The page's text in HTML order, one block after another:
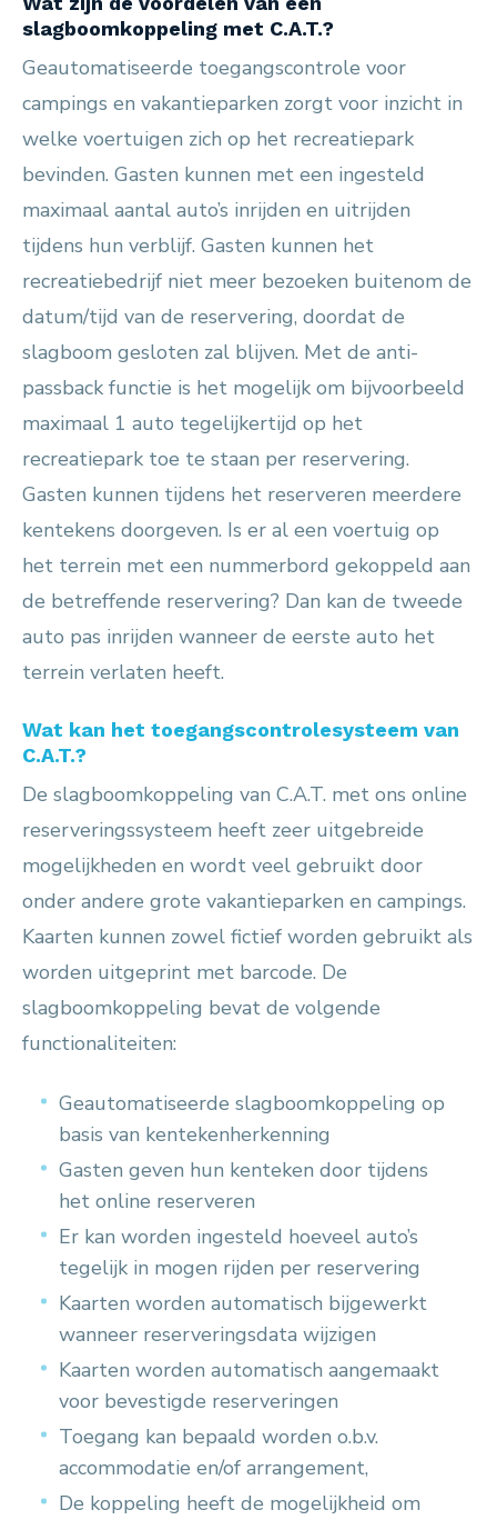
slagboomkoppeling met C.A.T.?
Geautomatiseerde toegangscontrole voor
campings en vakantieparken zorgt voor inzicht in
welke voertuigen zich op het recreatiepark
bevinden. Gasten kunnen met een ingesteld
maximaal aantal auto’s inrijden en uitrijden
tijdens hun verblijf. Gasten kunnen het
recreatiebedrijf niet meer bezoeken buitenom de
datum/tijd van de reservering, doordat de
slagboom gesloten zal blijven. Met de anti-
passback functie is het mogelijk om bijvoorbeeld
maximaal 1 auto tegelijkertijd op het
recreatiepark toe te staan per reservering.
Gasten kunnen tijdens het reserveren meerdere
kentekens doorgeven. Is er al een voertuig op
het terrein met een nummerbord gekoppeld aan
de betreffende reservering? Dan kan de tweede
auto pas inrijden wanneer de eerste auto het
terrein verlaten heeft.
Wat kan het toegangscontrolesysteem van
C.A.T.?
De slagboomkoppeling van C.A.T. met ons online
reserveringssysteem heeft zeer uitgebreide
mogelijkheden en wordt veel gebruikt door
onder andere grote vakantieparken en campings.
Kaarten kunnen zowel fictief worden gebruikt als
worden uitgeprint met barcode. De
slagboomkoppeling bevat de volgende
functionaliteiten:
Geautomatiseerde slagboomkoppeling op
basis van kentekenherkenning
Gasten geven hun kenteken door tijdens
het online reserveren
Er kan worden ingesteld hoeveel auto’s
tegelijk in mogen rijden per reservering
Kaarten worden automatisch bijgewerkt
wanneer reserveringsdata wijzigen
Kaarten worden automatisch aangemaakt
voor bevestigde reserveringen
Toegang kan bepaald worden o.b.v.
accommodatie en/of arrangement,
De koppeling heeft de mogelijkheid om